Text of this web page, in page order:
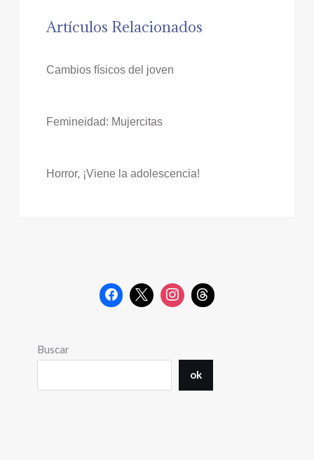
Artículos Relacionados
Cambios físicos del joven
Femineidad: Mujercitas
Horror, ¡Viene la adolescencia!
Buscar
ok